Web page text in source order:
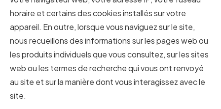
horaire et certains des cookies installés sur votre
appareil. En outre, lorsque vous naviguez sur le site,
nous recueillons des informations sur les pages web ou
les produits individuels que vous consultez, sur les sites
web ou les termes de recherche qui vous ont renvoyé
au site et sur la manière dont vous interagissez avec le
site.